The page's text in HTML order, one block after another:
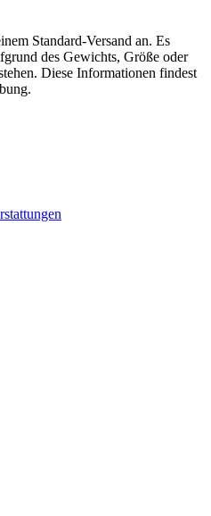
Standard-Versand an. Es
des Gewichts, Größe oder
Diese Informationen findest